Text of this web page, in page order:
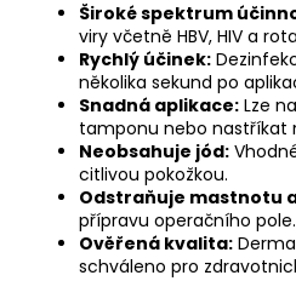
Široké spektrum
viry včetně HBV, HIV a
Rychlý účinek:
několika sekund po
Snadná aplikace: Lze
tamponu nebo nastříkat
Neobsahuje jód:
citlivou pokožkou.
Odstraňuje mastnotu
přípravu operačního pole.
Ověřená kvalita:
schváleno pro